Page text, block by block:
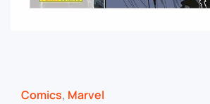
Comics, Marvel